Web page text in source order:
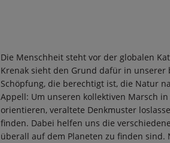
Die Menschheit steht vor der globalen
Krenak sieht den Grund dafür in
Schöpfung, die berechtigt ist, die Natur
Appell: Um unseren kollektiven Marsch
orientieren, veraltete Denkmuster
finden. Dabei helfen uns die
überall auf dem Planeten zu finden sind.